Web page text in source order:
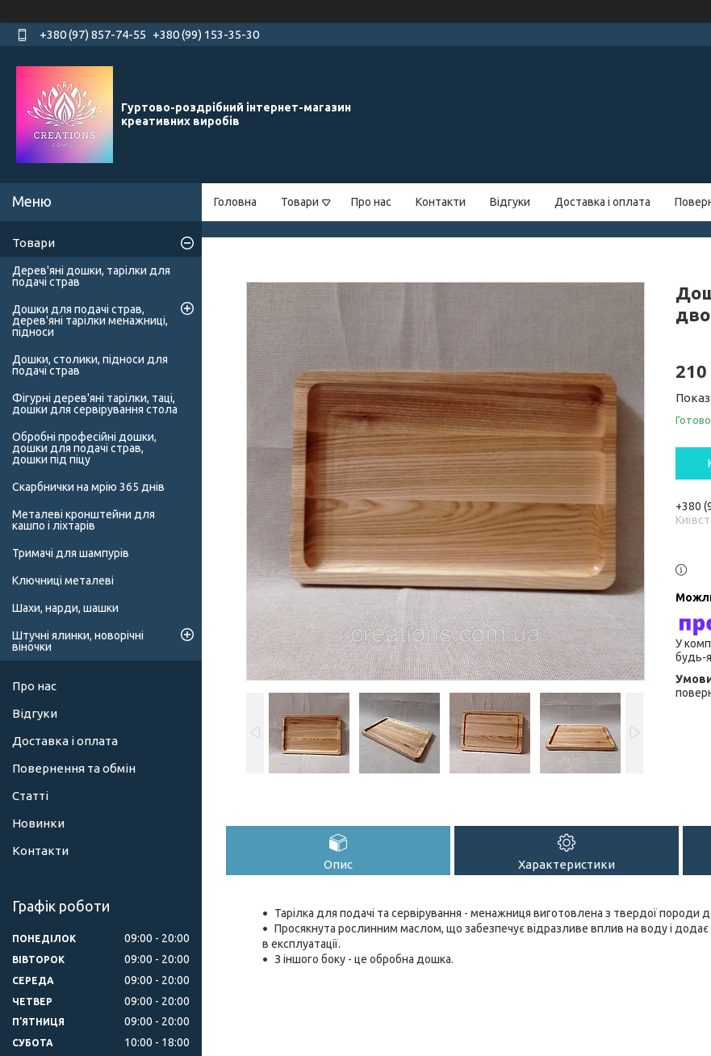
+380 (97) 857-74-55 +380 (99) 153-35-30
Гуртово-роздрібний інтернет-магазин
креативних виробів
Головна Товари Про нас Контакти Відгуки Доставка і оплата
+380
У
будь-
Опис Характеристики
Тарілка для подачі та сервірування - менажниця виготовлена з твердої породи
Просякнута рослинним маслом, що забезпечує відразливе вплив на воду і додає
в експлуатації.
З іншого боку - це обробна дошка.
Товари
Дерев'яні дошки, тарілки для
подачі страв
Дошки для подачі страв,
дерев'яні тарілки менажниці,
підноси
Дошки, столики, підноси для
подачі страв
Фігурні дерев'яні тарілки, таці,
дошки для сервірування стола
Обробні професійні дошки,
дошки для подачі страв,
дошки під піцу
Скарбнички на мрію 365 днів
Металеві кронштейни для
кашпо і ліхтарів
Тримачі для шампурів
Ключниці металеві
Шахи, нарди, шашки
Штучні ялинки, новорічні
віночки
Про нас
Відгуки
Доставка і оплата
Повернення та обмін
Статті
Новинки
Контакти
Графік роботи
ПОНЕДІЛОК 09:00 20:00
ВІВТОРОК 09:00 20:00
СЕРЕДА 09:00 20:00
ЧЕТВЕР 09:00 20:00
ПʼЯТНИЦЯ 09:00 20:00
СУБОТА 10:00 18:00